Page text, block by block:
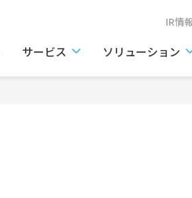
IR情
サービス ソリューション